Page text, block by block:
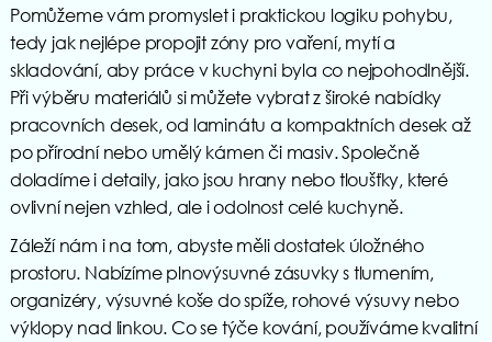
Pomůžeme vám promyslet i praktickou logiku pohybu,
tedy jak nejlépe propojit zóny pro vaření, mytí a
skladování, aby práce v kuchyni byla co nejpohodlnější.
Při výběru materiálů si můžete vybrat z široké nabídky
pracovních desek, od laminátu a kompaktních desek až
po přírodní nebo umělý kámen či masiv. Společně
doladíme i detaily, jako jsou hrany nebo tloušťky, které
ovlivní nejen vzhled, ale i odolnost celé kuchyně.
Záleží nám i na tom, abyste měli dostatek úložného
prostoru. Nabízíme plnovýsuvné zásuvky s tlumením,
organizéry, výsuvné koše do spíže, rohové výsuvy nebo
výklopy nad linkou. Co se týče kování, používáme kvalitní